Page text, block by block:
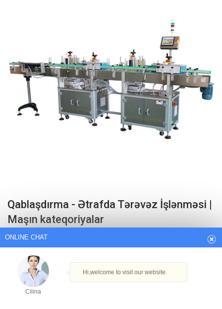
Qablaşdırma - Ətrafda Tərəvəz İşlənməsi |
Maşın kateqoriyalar
Vegetable cleaner machine. Handling. Box filling. Grading machines.
Cooling. Palletizer machine. Hoppers machine. Tipping box. Bagging.
Vegetable processing line.
Get Best Quote
Hi,welcome to visit our website.
Cilina